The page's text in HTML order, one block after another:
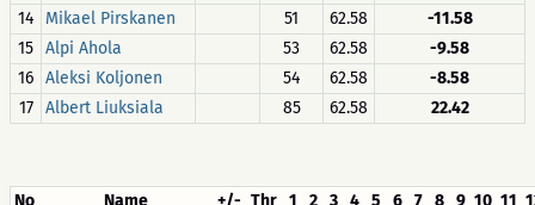
14
Mikael Pirskanen 51 62.58
-11.58
15 Alpi Ahola 53 62.58
-9.58
16 Aleksi Koljonen 54 62.58
-8.58
17
Albert Liuksiala 85 62.58 22.42
No Name +/- Thr 1 2 3 4 5 6 7 8 9 10 11